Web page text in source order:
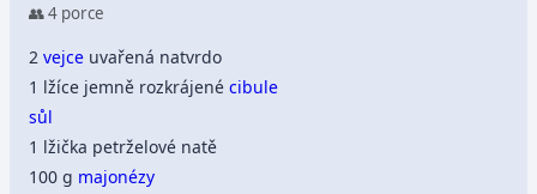
👥 4 porce
2vejce uvařená natvrdo
1 lžíce jemně rozkrájenécibule
sůl
1 lžička petrželové natě
100 g majonézy